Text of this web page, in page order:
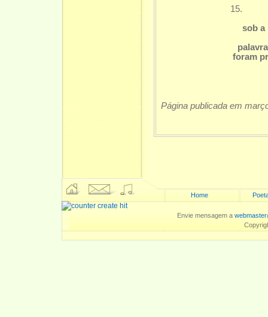
15.
sob a luz
palavras
foram
Página publicada em
Home
Envie mensagem a